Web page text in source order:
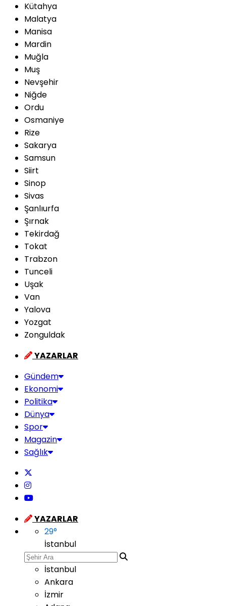
Kütahya
Malatya
Manisa
Mardin
Muğla
Muş
Nevşehir
Niğde
Ordu
Osmaniye
Rize
Sakarya
Samsun
Siirt
Sinop
Sivas
Şanlıurfa
Şırnak
Tekirdağ
Tokat
Trabzon
Tunceli
Uşak
Van
Yalova
Yozgat
Zonguldak
YAZARLAR
Gündem
Ekonomi
Politika
Dünya
Spor
Magazin
Sağlık
YAZARLAR
29°
İstanbul
İstanbul
Ankara
İzmir